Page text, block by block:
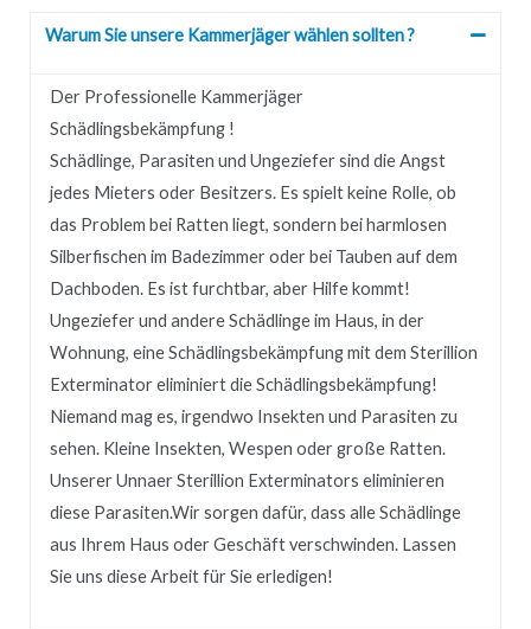
Warum Sie unsere Kammerjäger wählen sollten ?
Der Professionelle Kammerjäger
Schädlingsbekämpfung !
Schädlinge, Parasiten und Ungeziefer sind die Angst
jedes Mieters oder Besitzers. Es spielt keine Rolle, ob
das Problem bei Ratten liegt, sondern bei harmlosen
Silberfischen im Badezimmer oder bei Tauben auf dem
Dachboden. Es ist furchtbar, aber Hilfe kommt!
Ungeziefer und andere Schädlinge im Haus, in der
Wohnung, eine Schädlingsbekämpfung mit dem Sterillion
Exterminator eliminiert die Schädlingsbekämpfung!
Niemand mag es, irgendwo Insekten und Parasiten zu
sehen. Kleine Insekten, Wespen oder große Ratten.
UnsererUnnaerSterillion Exterminators eliminieren
diese Parasiten.Wir sorgen dafür, dass alle Schädlinge
aus Ihrem Haus oder Geschäft verschwinden. Lassen
Sie uns diese Arbeit für Sie erledigen!